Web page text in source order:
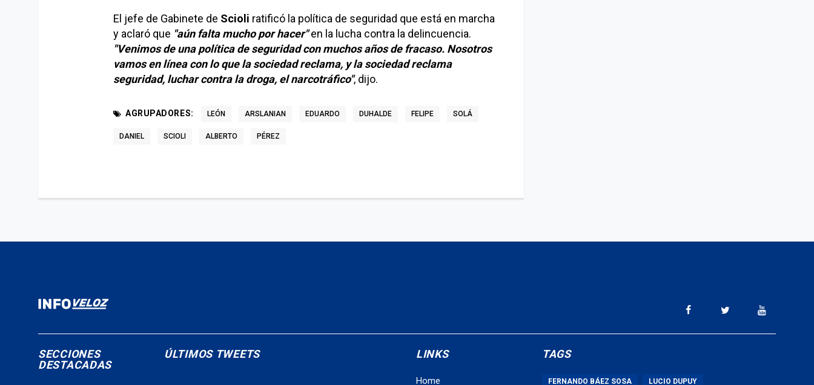
El jefe de Gabinete de Scioli ratificó la política de seguridad que está en marcha
y aclaró que "aún falta mucho por hacer"en la lucha contra la delincuencia.
"Venimos de una política de seguridad con muchos años de fracaso. Nosotros
vamos en línea con lo que la sociedad reclama, y la sociedad reclama
seguridad, luchar contra la droga, el narcotráfico", dijo.
AGRUPADORES: LEÓN ARSLANIAN EDUARDO DUHALDE FELIPE SOLÁ
DANIEL SCIOLI ALBERTO PÉREZ
SECCIONES
DESTACADAS
ÚLTIMOS TWEETS LINKS
Home
TAGS
FERNANDO BÁEZ SOSA LUCIO DUPUY